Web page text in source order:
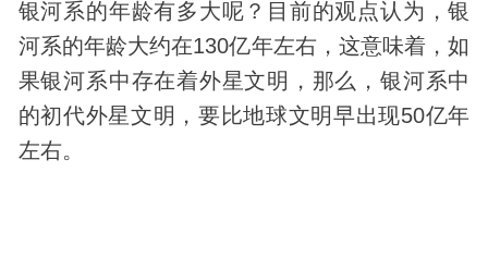
银河系的年龄有多大呢？目前的观点认为，银
河系的年龄大约在130亿年左右，这意味着，如
果银河系中存在着外星文明，那么，银河系中
的初代外星文明，要比地球文明早出现50亿年
左右。